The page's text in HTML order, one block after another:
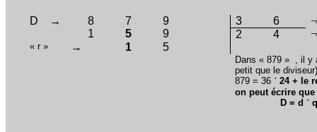
D → 8 7 9 3 6
¬
1
5 9 2 4 ¬
« r » → 1 5
Dans « 879 » , il y
petit que le
879 = 36 ´ 24 + le
on peut écrire que
D = d ´